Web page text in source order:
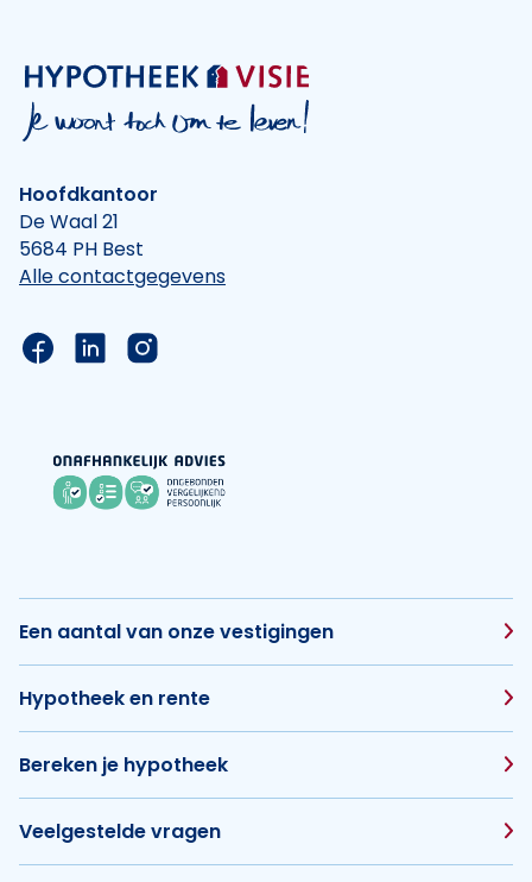
Hoofdkantoor
De Waal 21
5684 PH Best
Alle contactgegevens
Link naar de Facebook pagina van Hypotheek
Link naar de LinkedIn pagina van
Link naar de Instagram pagina van
Een aantal van onze vestigingen
Hypotheek en rente
Bereken je hypotheek
Veelgestelde vragen